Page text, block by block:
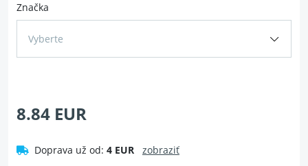
Značka
Vyberte
8.84 EUR
Doprava už od: 4 EUR
zobraziť